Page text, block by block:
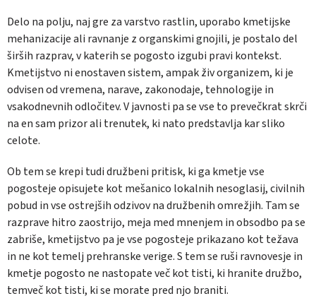
Delo na polju, naj gre za varstvo rastlin, uporabo kmetijske
mehanizacije ali ravnanje z organskimi gnojili, je postalo del
širših razprav, v katerih se pogosto izgubi pravi kontekst.
Kmetijstvo ni enostaven sistem, ampak živ organizem, ki je
odvisen od vremena, narave, zakonodaje, tehnologije in
vsakodnevnih odločitev. V javnosti pa se vse to prevečkrat skrči
na en sam prizor ali trenutek, ki nato predstavlja kar sliko
celote.
Ob tem se krepi tudi družbeni pritisk, ki ga kmetje vse
pogosteje opisujete kot mešanico lokalnih nesoglasij, civilnih
pobud in vse ostrejših odzivov na družbenih omrežjih. Tam se
razprave hitro zaostrijo, meja med mnenjem in obsodbo pa se
zabriše, kmetijstvo pa je vse pogosteje prikazano kot težava
in ne kot temelj prehranske verige. S tem se ruši ravnovesje in
kmetje pogosto ne nastopate več kot tisti, ki hranite družbo,
temveč kot tisti, ki se morate pred njo braniti.